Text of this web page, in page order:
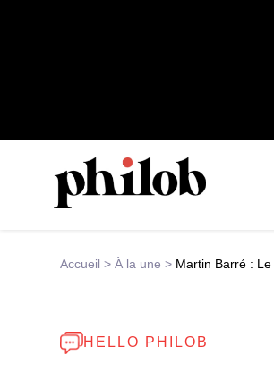
Accueil >À la une > Martin Barré :
HELLO PHILOB